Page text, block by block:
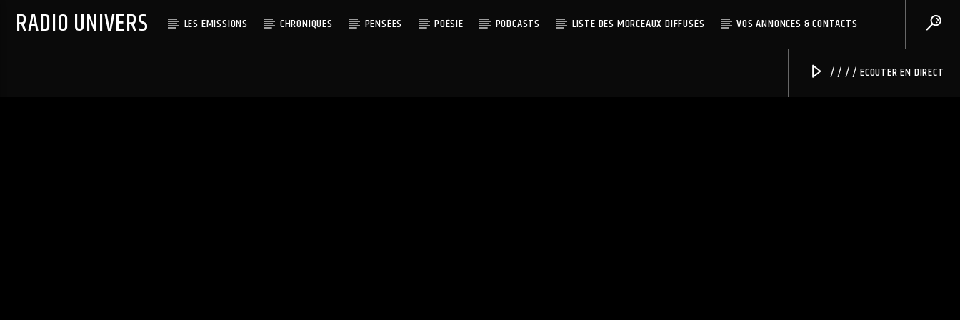
RADIO UNIVERS LES ÉMISSIONS CHRONIQUES PENSÉES POÉSIE PODCASTS LISTE DES MORCEAUX DIFFUSÉS VOS ANNONCES & CONTACTS
/ / / / ECOUTER EN DIRECT